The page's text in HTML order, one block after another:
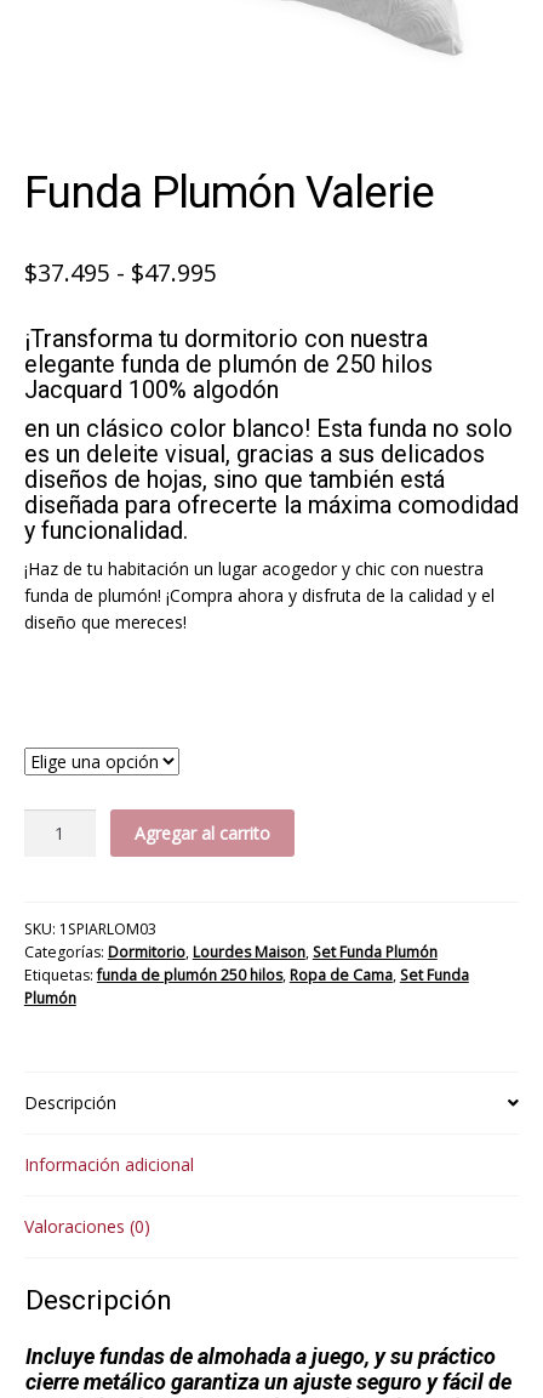
Funda Plumón Valerie
$37.495 - $47.995Rango
precios:
desde
$37.495
hasta
$47.995
¡Transforma tu dormitorio con nuestra
elegante funda de plumón de 250 hilos
Jacquard 100% algodón
en un clásico color blanco! Esta funda no solo
es un deleite visual, gracias a sus delicados
diseños de hojas, sino que también está
diseñada para ofrecerte la máxima comodidad
y funcionalidad.
¡Haz de tu habitación un lugar acogedor y chic con nuestra
funda de plumón! ¡Compra ahora y disfruta de la calidad y el
diseño que mereces!
Plumón
Agregar al carrito
SKU: 1SPIARLOM03
Categorías: Dormitorio,Lourdes Maison,Set Funda Plumón
Etiquetas:funda de plumón 250 hilos,Ropa de Cama,Set Funda
Plumón
Descripción
Información adicional
Valoraciones (0)
Descripción
Incluye fundas de almohada a juego, y su práctico
cierre metálico garantiza un ajuste seguro y fácil de